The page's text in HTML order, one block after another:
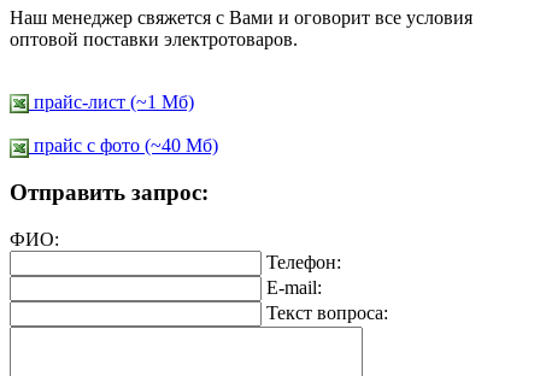
Наш менеджер свяжется с Вами и оговорит все условия
оптовой поставки электротоваров.
прайс-лист (~1 Мб)
прайс c фото (~40 Мб)
Отправить запрос:
ФИО:
Телефон:
E-mail:
Текст вопроса: